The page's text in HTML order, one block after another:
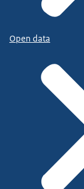
Open data